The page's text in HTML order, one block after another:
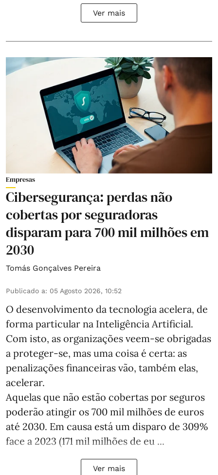
Ver mais
Empresas
Cibersegurança: perdas não
cobertas por seguradoras
disparam para 700 mil milhões em
2030
Tomás Gonçalves Pereira
Publicado a: 05 Agosto 2026, 10:52
O desenvolvimento da tecnologia acelera, de
forma particular na Inteligência Artificial.
Com isto, as organizações veem-se obrigadas
a proteger-se, mas uma coisa é certa: as
penalizações financeiras vão, também elas,
acelerar.
Aquelas que não estão cobertas por seguros
poderão atingir os 700 mil milhões de euros
até 2030. Em causa está um disparo de 309%
face a 2023 (171 mil milhões de eu ...
Ver mais